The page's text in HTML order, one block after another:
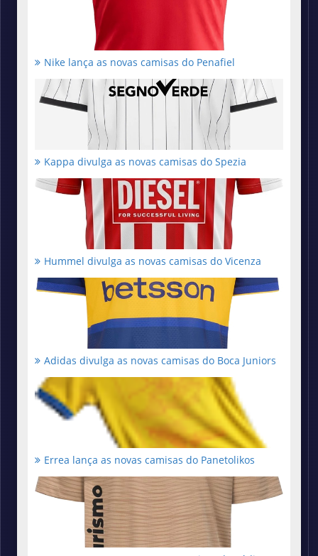
Nike lança as novas camisas do Penafiel
Kappa divulga as novas camisas do Spezia
Hummel divulga as novas camisas do Vicenza
Adidas divulga as novas camisas do Boca Juniors
Errea lança as novas camisas do Panetolikos